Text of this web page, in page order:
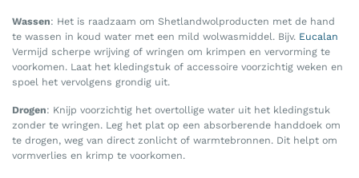
Wassen: Het is raadzaam om Shetlandwolproducten met de hand
te wassen in koud water met een mild wolwasmiddel. Bijv. Eucalan
Vermijd scherpe wrijving of wringen om krimpen en vervorming te
voorkomen. Laat het kledingstuk of accessoire voorzichtig weken en
spoel het vervolgens grondig uit.
Drogen: Knijp voorzichtig het overtollige water uit het kledingstuk
zonder te wringen. Leg het plat op een absorberende handdoek om
te drogen, weg van direct zonlicht of warmtebronnen. Dit helpt om
vormverlies en krimp te voorkomen.